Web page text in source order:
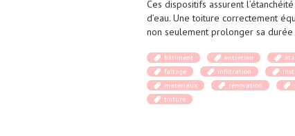
Ces dispositifs assurent
d’eau. Une toiture correctement
non seulement prolonger sa
bâtiment entretien
faîtage
infiltration
matériaux
rénovation
toiture